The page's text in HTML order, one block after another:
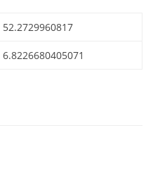
52.2729960817
6.8226680405071